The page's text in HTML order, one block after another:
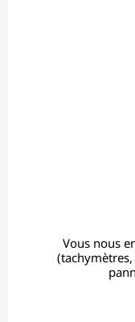
Vous nous